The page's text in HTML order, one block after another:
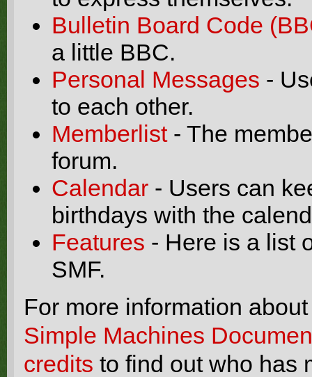
Bulletin Board Code
a little BBC.
Personal Messages -
to each other.
Memberlist- The
forum.
Calendar - Users can
birthdays with the
Features - Here is a list
SMF.
For more information
Simple Machines
credits to find out who has